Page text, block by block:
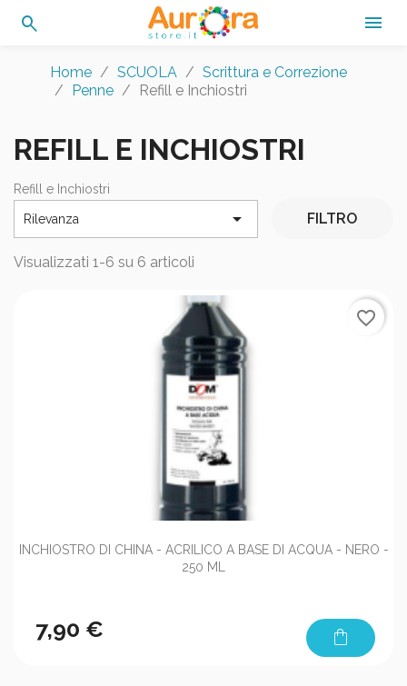
search 
Home SCUOLA
Scrittura e Correzione
Penne
Refill e Inchiostri
REFILL E INCHIOSTRI
Refill e Inchiostri
Rilevanza  FILTRO
Visualizzati 1-6 su 6 articoli
INCHIOSTRO DI CHINA - ACRILICO A BASE DI ACQUA - NERO -
250 ML
7,90 € shopping_bag
favorite_border